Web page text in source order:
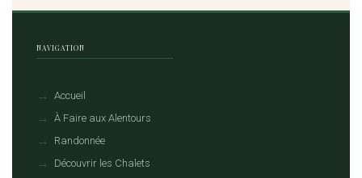
NAVIGATION
Accueil
À Faire aux Alentours
Randonnée
Découvrir les Chalets